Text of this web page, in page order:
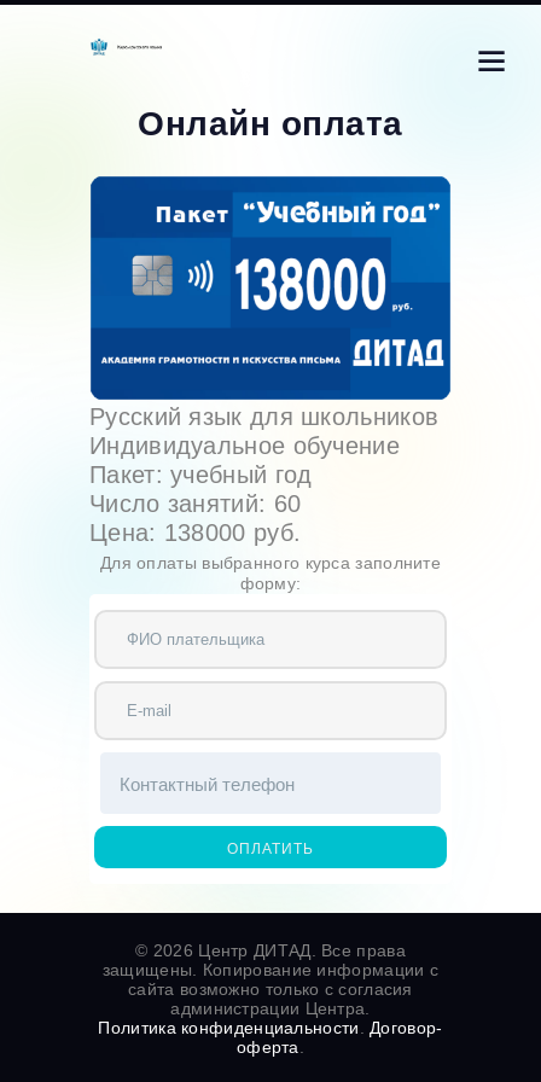
Онлайн оплата
Русский язык для школьников
Индивидуальное обучение
Пакет: учебный год
Число занятий: 60
Цена: 138000 руб.
Для оплаты выбранного курса заполните
форму:
© 2026 Центр ДИТАД. Все права
защищены. Копирование информации с
сайта возможно только с согласия
администрации Центра.
Политика конфиденциальности .Договор-
оферта.